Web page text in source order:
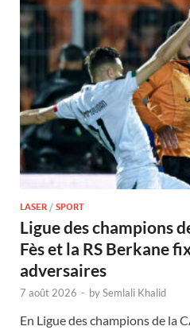
LASER / SPORT
Ligue des champions
Fès et la RS Berkane
adversaires
7 août 2026 - bySemlali Khalid
En Ligue des champions de la